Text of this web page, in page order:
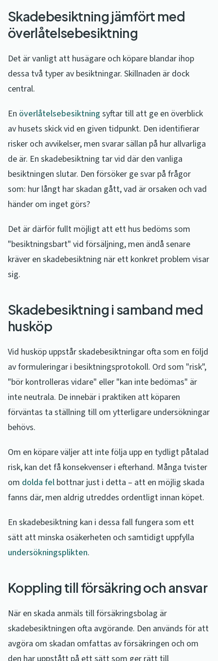
Skadebesiktning jämfört med
överlåtelsebesiktning
Det är vanligt att husägare och köpare blandar ihop
dessa två typer av besiktningar. Skillnaden är dock
central.
En överlåtelsebesiktning syftar till att ge en överblick
av husets skick vid en given tidpunkt. Den identifierar
risker och avvikelser, men svarar sällan på hur allvarliga
de är. En skadebesiktning tar vid där den vanliga
besiktningen slutar. Den försöker ge svar på frågor
som: hur långt har skadan gått, vad är orsaken och vad
händer om inget görs?
Det är därför fullt möjligt att ett hus bedöms som
"besiktningsbart" vid försäljning, men ändå senare
kräver en skadebesiktning när ett konkret problem visar
sig.
Skadebesiktning i samband med
husköp
Vid husköp uppstår skadebesiktningar ofta som en följd
av formuleringar i besiktningsprotokoll. Ord som "risk",
"bör kontrolleras vidare" eller "kan inte bedömas" är
inte neutrala. De innebär i praktiken att köparen
förväntas ta ställning till om ytterligare undersökningar
behövs.
Om en köpare väljer att inte följa upp en tydligt påtalad
risk, kan det få konsekvenser i efterhand. Många tvister
om dolda fel bottnar just i detta – att en möjlig skada
fanns där, men aldrig utreddes ordentligt innan köpet.
En skadebesiktning kan i dessa fall fungera som ett
sätt att minska osäkerheten och samtidigt uppfylla
undersökningsplikten.
Koppling till försäkring och ansvar
När en skada anmäls till försäkringsbolag är
skadebesiktningen ofta avgörande. Den används för att
avgöra om skadan omfattas av försäkringen och om